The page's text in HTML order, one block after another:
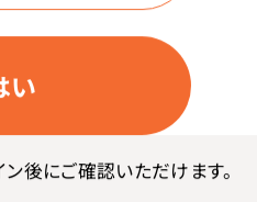
い
ン後にご確認いただけます。
ネイビー
イズ